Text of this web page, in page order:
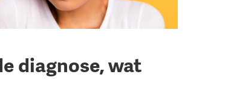
diagnose, wat